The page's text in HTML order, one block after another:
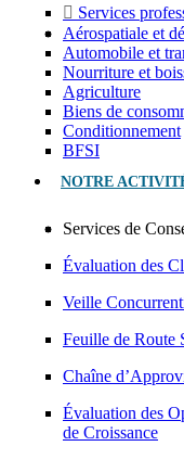
Services
Aérospatiale et
Automobile et
Nourriture et
Agriculture
Biens de
Conditionnement
BFSI
NOTRE
Services de
Évaluation des
Veille
Feuille de Route
Chaîne
Évaluation des
de Croissance